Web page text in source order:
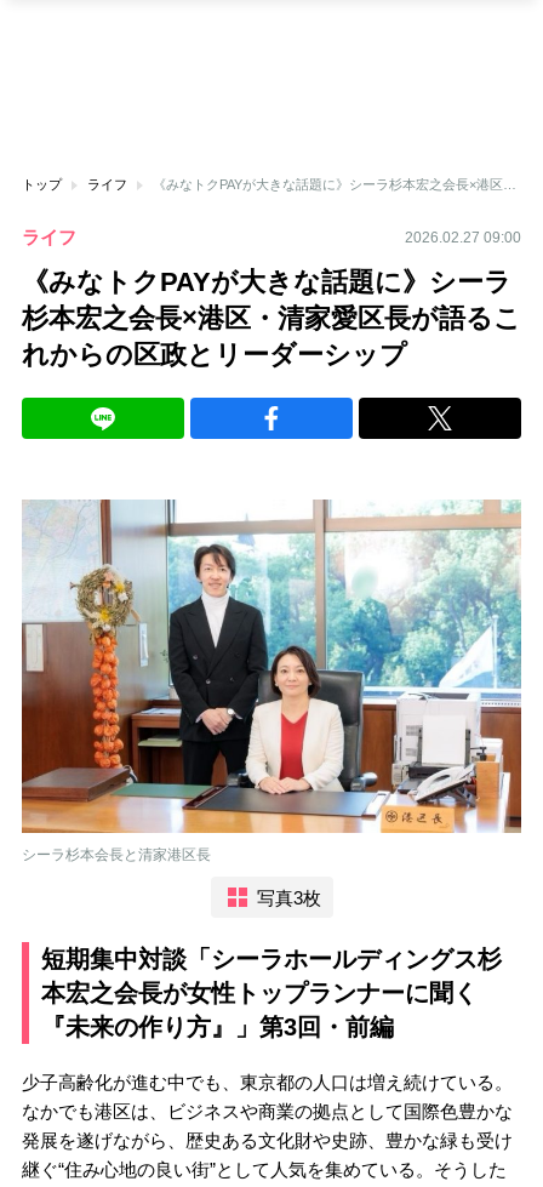
トップ ライフ 《みなトクPAYが大きな話題に》シーラ杉本宏之会長×港区・清家愛区長が語るこれからの区政とリーダーシップ
ライフ 2026.02.27 09:00
《みなトクPAYが大きな話題に》シーラ
杉本宏之会長×港区・清家愛区長が語るこ
れからの区政とリーダーシップ
シーラ杉本会長と清家港区長
写真3枚
短期集中対談「シーラホールディングス杉
本宏之会長が女性トップランナーに聞く
『未来の作り方』」第3回・前編
少子高齢化が進む中でも、東京都の人口は増え続けている。
なかでも港区は、ビジネスや商業の拠点として国際色豊かな
発展を遂げながら、歴史ある文化財や史跡、豊かな緑も受け
継ぐ“住み心地の良い街”として人気を集めている。そうした